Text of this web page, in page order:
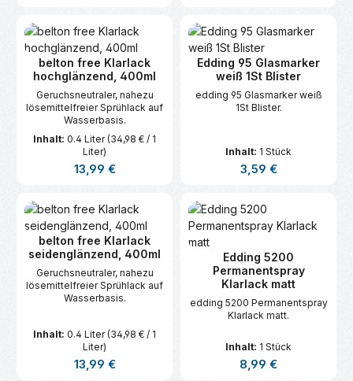
belton free Klarlack
hochglänzend, 400ml
Geruchsneutraler, nahezu
lösemittelfreier Sprühlack auf
Wasserbasis.
Inhalt: 0.4 Liter(34,98 € / 1
Liter)
Regulärer Preis:
13,99 €
Edding 95 Glasmarker
weiß 1St Blister
edding 95 Glasmarker weiß
1St Blister.
Inhalt: 1 Stück
Regulärer Preis:
3,59 €
belton free Klarlack
seidenglänzend, 400ml
Geruchsneutraler, nahezu
lösemittelfreier Sprühlack auf
Wasserbasis.
Inhalt: 0.4 Liter(34,98 € / 1
Liter)
Regulärer Preis:
13,99 €
Edding 5200
Permanentspray
Klarlack matt
edding 5200 Permanentspray
Klarlack matt.
Inhalt: 1 Stück
Regulärer Preis:
8,99 €